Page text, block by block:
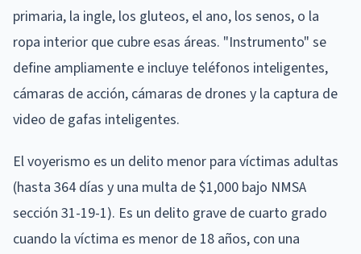
primaria, la ingle, los gluteos, el ano, los senos, o la
ropa interior que cubre esas áreas. "Instrumento" se
define ampliamente e incluye teléfonos inteligentes,
cámaras de acción, cámaras de drones y la captura de
video de gafas inteligentes.
El voyerismo es un delito menor para víctimas adultas
(hasta 364 días y una multa de $1,000 bajo NMSA
sección 31-19-1). Es un delito grave de cuarto grado
cuando la víctima es menor de 18 años, con una